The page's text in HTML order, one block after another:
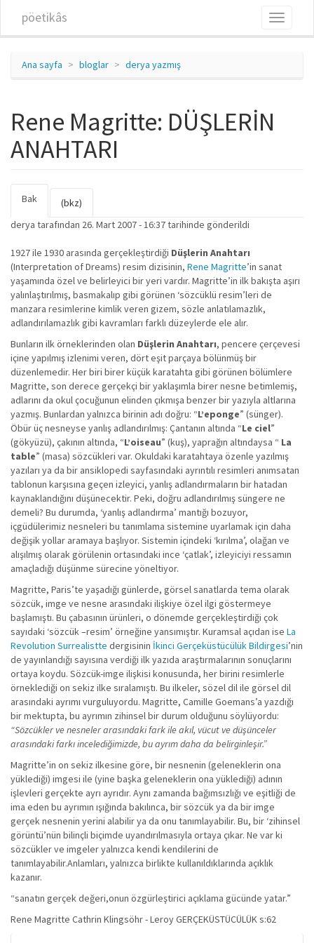
pöetikâs
Toggle
Ana sayfa bloglar derya yazmış
Rene Magritte: DÜŞLERİN
ANAHTARI
Birincil sekmeler
Bak
sekme)
(bkz)
derya tarafından 26. Mart 2007 - 16:37 tarihinde gönderildi
1927 ile 1930 arasında gerçekleştirdiği Düşlerin Anahtarı
(Interpretation of Dreams) resim dizisinin, Rene Magritte’in sanat
yaşamında özel ve belirleyici bir yeri vardır. Magritte’in ilk bakışta aşırı
yalınlaştırılmış, basmakalıp gibi görünen ‘sözcüklü resim’leri de
manzara resimlerine kimlik veren gizem, sözle anlatılamazlık,
adlandırılamazlık gibi kavramları farklı düzeylerde ele alır.
Bunların ilk örneklerinden olan Düşlerin Anahtarı, pencere çerçevesi
içine yapılmış izlenimi veren, dört eşit parçaya bölünmüş bir
düzenlemedir. Her biri birer küçük karatahta gibi görünen bölümlere
Magritte, son derece gerçekçi bir yaklaşımla birer nesne betimlemiş,
adlarını da okul çocuğunun elinden çıkmışa benzer bir yazıyla altlarına
yazmış. Bunlardan yalnızca birinin adı doğru: “L’eponge” (sünger).
Öbür üç nesneyse yanlış adlandırılmış: Çantanın altında “Le ciel”
(gökyüzü), çakının altında, “L’oiseau” (kuş), yaprağın altındaysa “ La
table” (masa) sözcükleri var. Okuldaki karatahtaya özenle yazılmış
yazıları ya da bir ansiklopedi sayfasındaki ayrıntılı resimleri anımsatan
tablonun karşısına geçen izleyici, yanlış adlandırmaların bir hatadan
kaynaklandığını düşünecektir. Peki, doğru adlandırılmış süngere ne
demeli? Bu durumda, ‘yanlış adlandırma’ mantığı bozuyor,
içgüdülerimiz nesneleri bu tanımlama sistemine uyarlamak için daha
değişik yollar aramaya başlıyor. Sistemin içindeki ‘kırılma’, olağan ve
alışılmış olarak görülenin ortasındaki ince ‘çatlak’, izleyiciyi ressamın
amaçladığı düşünme sürecine yöneltiyor.
Magritte, Paris’te yaşadığı günlerde, görsel sanatlarda tema olarak
sözcük, imge ve nesne arasındaki ilişkiye özel ilgi göstermeye
başlamıştı. Bu çabasının ürünleri, o dönemde gerçekleştirdiği çok
sayıdaki ‘sözcük –resim’ örneğine yansımıştır. Kuramsal açıdan ise La
Revolution Surrealistte dergisinin İkinci Gerçeküstücülük Bildirgesi’nin
de yayınlandığı sayısına verdiği ilk yazıda araştırmalarının sonuçlarını
ortaya koydu. Sözcük-imge ilişkisi konusunda, her birini resimlerle
örneklediği on sekiz ilke sıralamıştı. Bu ilkeler, sözel dil ile görsel dil
arasındaki ayrımı vurguluyordu. Magritte, Camille Goemans’a yazdığı
bir mektupta, bu ayrımın zihinsel bir durum olduğunu söylüyordu:
“Sözcükler ve nesneler arasındaki fark ile akıl, vücut ve düşünceler
arasındaki farkı incelediğimizde, bu ayrım daha da belirginleşir.”
Magritte’in on sekiz ilkesine göre, bir nesnenin (geleneklerin ona
yüklediği) imgesi ile (yine başka geleneklerin ona yüklediği) adının
işlevleri gerçekte ayrı ayrıdır. Aynı zamanda bağımsızlığı ve eşitliği de
ima eden bu ayrımın ışığında bakılınca, bir sözcük ya da bir imge
gerçek nesnenin yerini alabilir ya da onu tanımlayabilir. Bu, bir ‘zihinsel
görüntü’nün bilinçli biçimde uyandırılmasıyla ortaya çıkar. Ne var ki
sözcükler ve imgeler yalnızca kendi kendilerini de
tanımlayabilir.Anlamları, yalnızca birlikte kullanıldıklarında açıklık
kazanır.
“sanatın gerçek değeri,onun özgürleştirici açıklama gücünde yatar.”
Rene Magritte Cathrin Klingsöhr - Leroy GERÇEKÜSTÜCÜLÜK s:62